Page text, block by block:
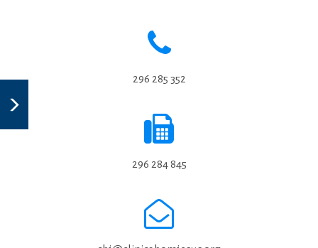
296 285 352
296 284 845